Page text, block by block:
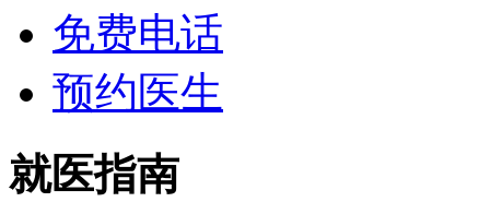
免费电话
预约医生
就医指南